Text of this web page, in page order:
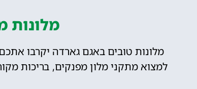
מלונות
מלונות טובים באגם גארדה יקרבו
למצוא מתקני מלון מפנקים, בריכות